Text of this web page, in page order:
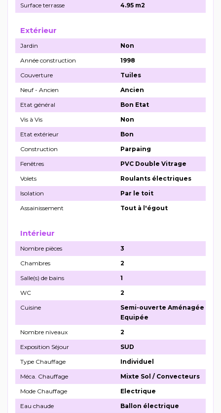
Surface terrasse
4.95 m2
Extérieur
Jardin
Non
Année construction
1998
Couverture
Tuiles
Neuf - Ancien
Ancien
Etat général
Bon Etat
Vis à Vis
Non
Etat extérieur
Bon
Construction
Parpaing
Fenêtres
PVC Double Vitrage
Volets
Roulants électriques
Isolation
Par le toit
Assainissement
Tout à l'égout
Intérieur
Nombre pièces
3
Chambres
2
Salle(s) de bains
1
WC
2
Cuisine
Semi-ouverte Aménagée
Equipée
Nombre niveaux
2
Exposition Séjour
SUD
Type Chauffage
Individuel
Méca. Chauffage
Mixte Sol / Convecteurs
Mode Chauffage
Electrique
Eau chaude
Ballon électrique